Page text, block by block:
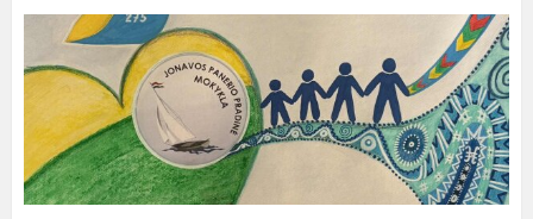
Prašymas
-
vėliava
mokyklai
2025